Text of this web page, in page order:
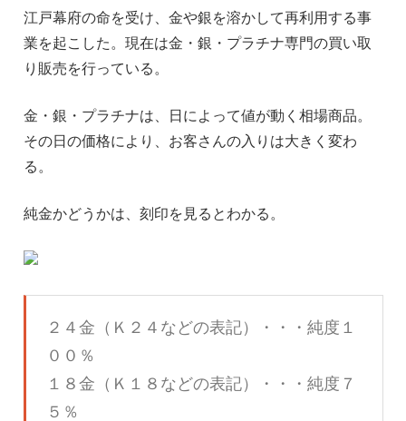
江戸幕府の命を受け、金や銀を溶かして再利用する事
業を起こした。現在は金・銀・プラチナ専門の買い取
り販売を行っている。
金・銀・プラチナは、日によって値が動く相場商品。
その日の価格により、お客さんの入りは大きく変わ
る。
純金かどうかは、刻印を見るとわかる。
２４金（Ｋ２４などの表記）・・・純度１
００％
１８金（Ｋ１８などの表記）・・・純度７
５％